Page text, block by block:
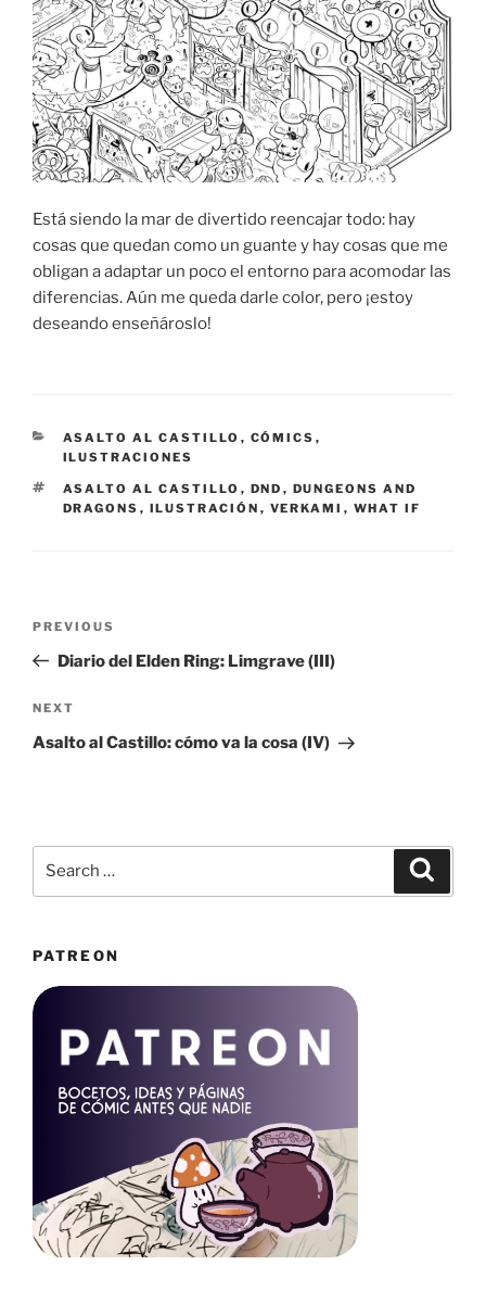
Está siendo la mar de divertido reencajar todo: hay
cosas que quedan como un guante y hay cosas que me
obligan a adaptar un poco el entorno para acomodar las
diferencias. Aún me queda darle color, pero ¡estoy
deseando enseñároslo!
CATEGORIES
ASALTO AL CASTILLO , CÓMICS ,
ILUSTRACIONES
TAGS
ASALTO AL CASTILLO , DND , DUNGEONS AND
DRAGONS , ILUSTRACIÓN , VERKAMI , WHAT IF
Previous
Post
PREVIOUS
Diario del Elden Ring: Limgrave (III)
Next
Post
NEXT
Asalto al Castillo: cómo va la cosa (IV)
PATREON